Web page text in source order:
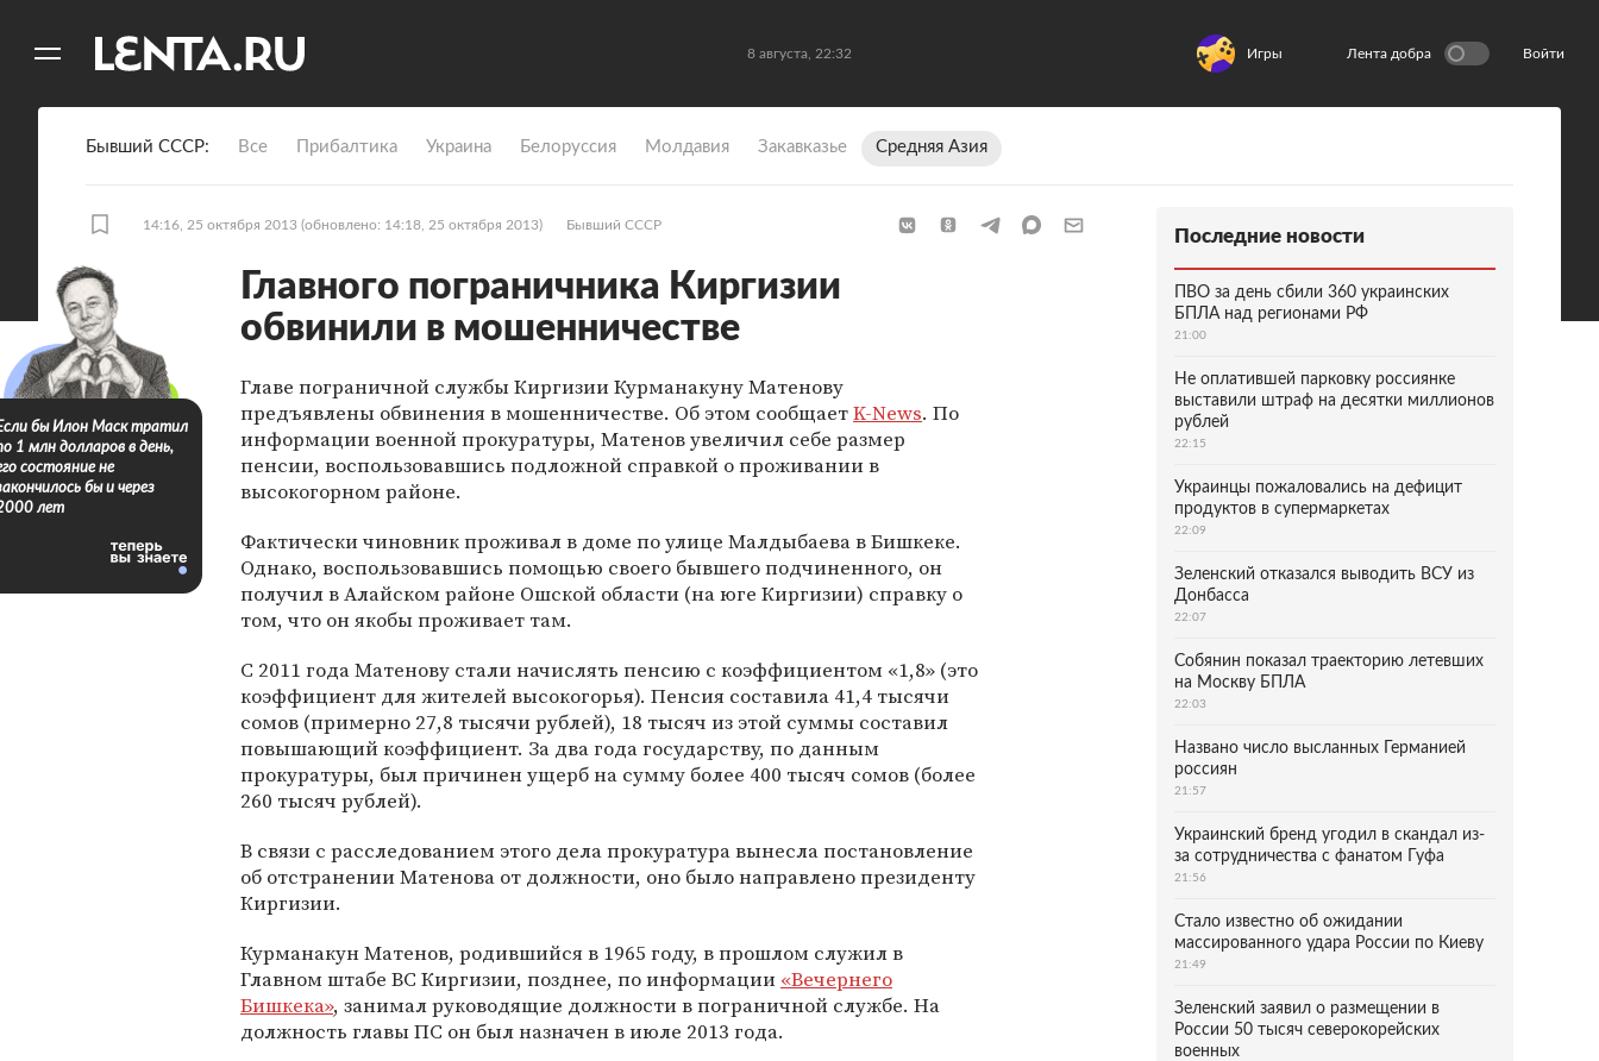
8 августа, 22:32 Игры Лента добра Войти
Бывший СССР Все Прибалтика Украина Белоруссия Молдавия Закавказье Средняя Азия
14:16, 25 октября 2013 (обновлено: 14:18, 25 октября 2013) Бывший СССР
Главного пограничника Киргизии
обвинили в мошенничестве
Главе пограничной службы Киргизии Курманакуну Матенову
предъявлены обвинения в мошенничестве. Об этом сообщаетK-News. По
информации военной прокуратуры, Матенов увеличил себе размер
пенсии, воспользовавшись подложной справкой о проживании в
высокогорном районе.
Фактически чиновник проживал в доме по улице Малдыбаева в Бишкеке.
Однако, воспользовавшись помощью своего бывшего подчиненного, он
получил в Алайском районе Ошской области (на юге Киргизии) справку о
том, что он якобы проживает там.
С 2011 года Матенову стали начислять пенсию с коэффициентом «1,8» (это
коэффициент для жителей высокогорья). Пенсия составила 41,4 тысячи
сомов (примерно 27,8 тысячи рублей), 18 тысяч из этой суммы составил
повышающий коэффициент. За два года государству, по данным
прокуратуры, был причинен ущерб на сумму более 400 тысяч сомов (более
260 тысяч рублей).
В связи с расследованием этого дела прокуратура вынесла постановление
об отстранении Матенова от должности, оно было направлено президенту
Киргизии.
Курманакун Матенов, родившийся в 1965 году, в прошлом служил в
Главном штабе ВС Киргизии, позднее, по информации «Вечернего
Бишкека», занимал руководящие должности в пограничной службе. На
должность главы ПС он был назначен в июле 2013 года.
бы Илон Маск тратил
1 млн долларов в день,
состояние не
бы и через
лет
Последние новости
ПВО за день сбили 360 украинских
БПЛА над регионами РФ
21:00
Не оплатившей парковку россиянке
выставили штраф на десятки миллионов
рублей
22:15
Украинцы пожаловались на дефицит
продуктов в супермаркетах
22:09
Зеленский отказался выводить ВСУ из
Донбасса
22:07
Собянин показал траекторию летевших
на Москву БПЛА
22:03
Названо число высланных Германией
россиян
21:57
Украинский бренд угодил в скандал из-
за сотрудничества с фанатом Гуфа
21:56
Стало известно об ожидании
массированного удара России по Киеву
21:49
Зеленский заявил о размещении в
России 50 тысяч северокорейских
военных